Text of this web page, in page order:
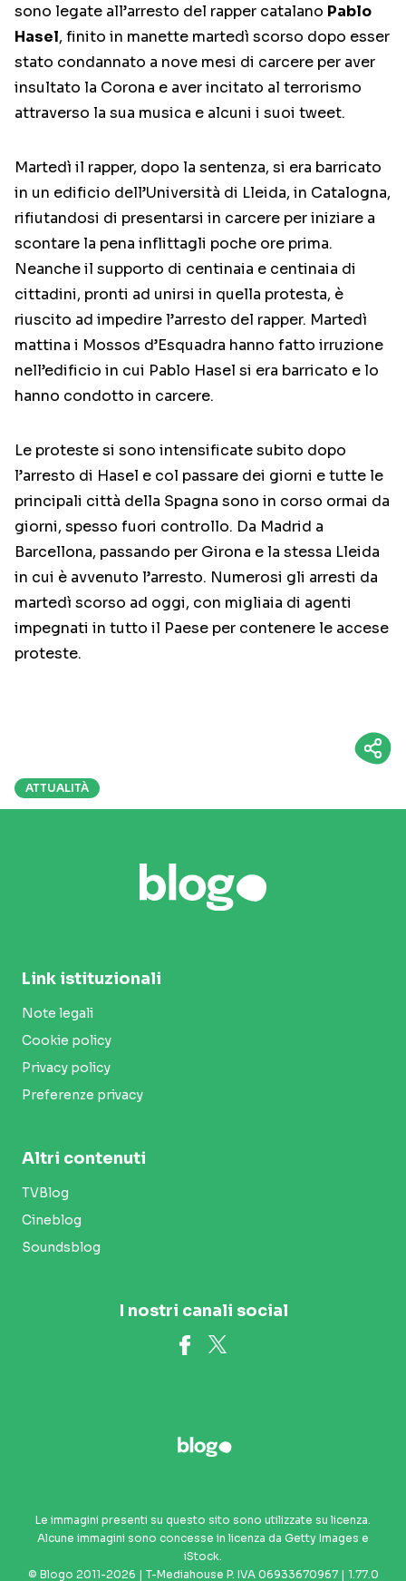
sono legate all’arresto del rapper catalano Pablo
Hasel, finito in manette martedì scorso dopo esser
stato condannato a nove mesi di carcere per aver
insultato la Corona e aver incitato al terrorismo
attraverso la sua musica e alcuni i suoi tweet.
Martedì il rapper, dopo la sentenza, si era barricato
in un edificio dell’Università di Lleida, in Catalogna,
rifiutandosi di presentarsi in carcere per iniziare a
scontare la pena inflittagli poche ore prima.
Neanche il supporto di centinaia e centinaia di
cittadini, pronti ad unirsi in quella protesta, è
riuscito ad impedire l’arresto del rapper. Martedì
mattina i Mossos d’Esquadra hanno fatto irruzione
nell’edificio in cui Pablo Hasel si era barricato e lo
hanno condotto in carcere.
Le proteste si sono intensificate subito dopo
l’arresto di Hasel e col passare dei giorni e tutte le
principali città della Spagna sono in corso ormai da
giorni, spesso fuori controllo. Da Madrid a
Barcellona, passando per Girona e la stessa Lleida
in cui è avvenuto l’arresto. Numerosi gli arresti da
martedì scorso ad oggi, con migliaia di agenti
impegnati in tutto il Paese per contenere le accese
proteste.
ATTUALITÀ
Link istituzionali
Note legali
Cookie policy
Privacy policy
Preferenze privacy
Altri contenuti
TVBlog
Cineblog
Soundsblog
I nostri canali social
Le immagini presenti su questo sito sono utilizzate su licenza.
Alcune immagini sono concesse in licenza da Getty Images e
iStock.
© Blogo 2011-2026 | T-Mediahouse P. IVA 06933670967 | 1.77.0